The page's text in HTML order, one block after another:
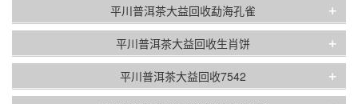
平川普洱茶大益回收勐海孔雀 +
平川普洱茶大益回收生肖饼 +
平川普洱茶大益回收7542 +